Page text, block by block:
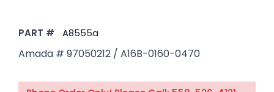
PART # A8555a
Amada # 97050212 / A16B-0160-0470